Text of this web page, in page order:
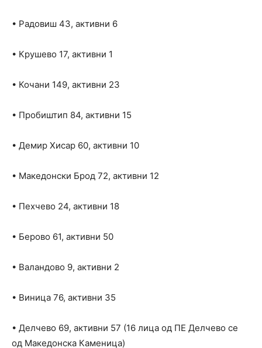
• Радовиш 43, активни 6
• Крушево 17, активни 1
• Кочани 149, активни 23
• Пробиштип 84, активни 15
• Демир Хисар 60, активни 10
• Македонски Брод 72, активни 12
• Пехчево 24, активни 18
• Берово 61, активни 50
• Валандово 9, активни 2
• Виница 76, активни 35
• Делчево 69, активни 57 (16 лица од ПЕ Делчево се
од Македонска Каменица)